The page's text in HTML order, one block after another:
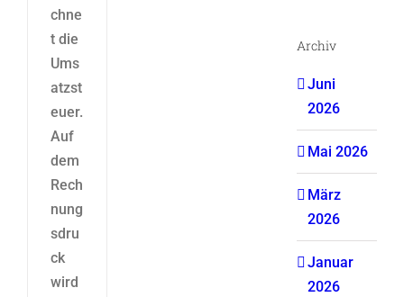
chne
t die
Ums
atzst
euer.
Auf
dem
Rech
nung
sdru
ck
wird
Archiv
Juni
2026
Mai 2026
März
2026
Januar
2026